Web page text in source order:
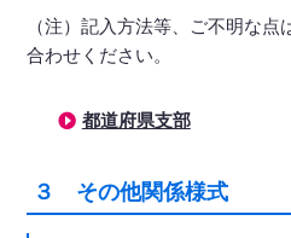
（注）記入方法等、ご不明な
合わせください。
都道府県支部
３ その他関係様式